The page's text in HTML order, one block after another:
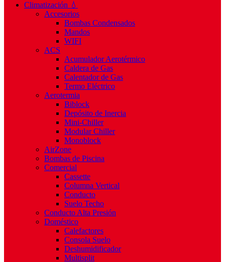
Climatización 💧
Accesorios
Bombas Condensados
Mandos
WIFI
ACS
Acumulador Aerotérmico
Caldera de Gas
Calentador de Gas
Termo Eléctrico
Aerotermia
Biblock
Depósito de Inercia
Mini-Chiller
Modular Chiller
Monoblock
AirZone
Bombas de Piscina
Comercial
Cassette
Columna Vertical
Conducto
Suelo Techo
Conducto Alta Presión
Doméstico
Calefactores
Consola Suelo
Deshumidificador
Multisplit